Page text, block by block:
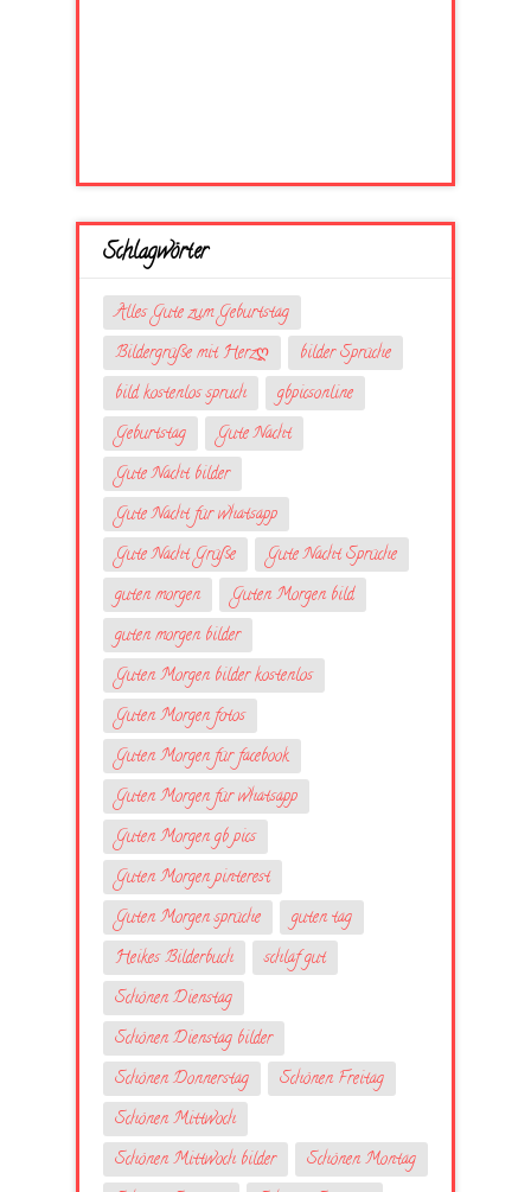
Schlagwörter
Alles Gute zum Geburtstag
Bildergrüße mit Herzღ
bilder Sprüche
bild kostenlos spruch
gbpicsonline
Geburtstag
Gute Nacht
Gute Nacht bilder
Gute Nacht für whatsapp
Gute Nacht Grüße
Gute Nacht Sprüche
guten morgen
Guten Morgen bild
guten morgen bilder
Guten Morgen bilder kostenlos
Guten Morgen fotos
Guten Morgen für facebook
Guten Morgen für whatsapp
Guten Morgen gb pics
Guten Morgen pinterest
Guten Morgen sprüche
guten tag
Heikes Bilderbuch
schlaf gut
Schönen Dienstag
Schönen Dienstag bilder
Schönen Donnerstag
Schönen Freitag
Schönen Mittwoch
Schönen Mittwoch bilder
Schönen Montag